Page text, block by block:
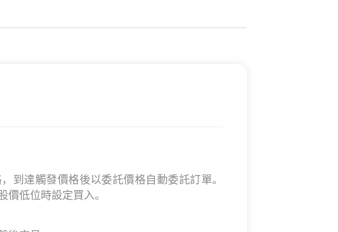
到達觸發價格後以委託價格自動委託訂單。
價低位時設定買入。